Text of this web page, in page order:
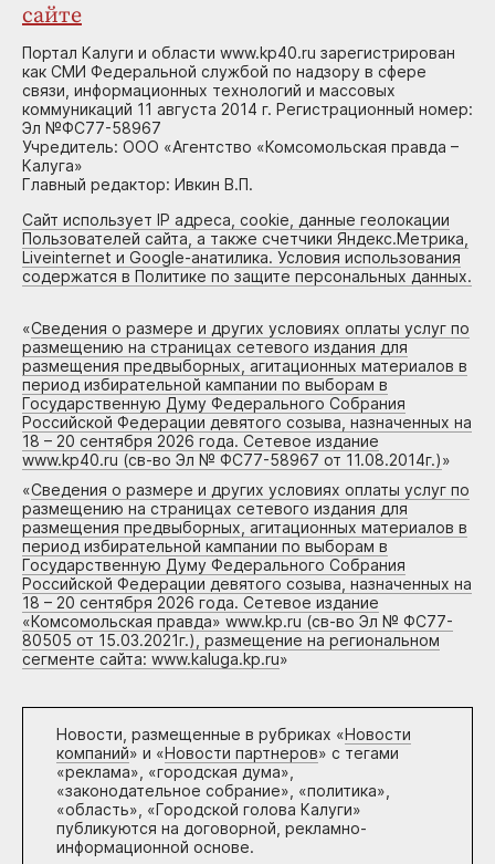
сайте
Портал Калуги и области www.kp40.ru зарегистрирован
как СМИ Федеральной службой по надзору в сфере
связи, информационных технологий и массовых
коммуникаций 11 августа 2014 г. Регистрационный номер:
Эл №ФС77-58967
Учредитель: ООО «Агентство «Комсомольская правда –
Калуга»
Главный редактор: Ивкин В.П.
Сайт использует IP адреса, cookie, данные геолокации
Пользователей сайта, а также счетчики Яндекс.Метрика,
Liveinternet и Google-анатилика. Условия использования
содержатся в Политике по защите персональных данных.
«Сведения о размере и других условиях оплаты услуг по
размещению на страницах сетевого издания для
размещения предвыборных, агитационных материалов в
период избирательной кампании по выборам в
Государственную Думу Федерального Собрания
Российской Федерации девятого созыва, назначенных на
18 – 20 сентября 2026 года. Сетевое издание
www.kp40.ru (св-во Эл № ФС77-58967 от 11.08.2014г.)»
«Сведения о размере и других условиях оплаты услуг по
размещению на страницах сетевого издания для
размещения предвыборных, агитационных материалов в
период избирательной кампании по выборам в
Государственную Думу Федерального Собрания
Российской Федерации девятого созыва, назначенных на
18 – 20 сентября 2026 года. Сетевое издание
«Комсомольская правда» www.kp.ru (св-во Эл № ФС77-
80505 от 15.03.2021г.), размещение на региональном
сегменте сайта: www.kaluga.kp.ru»
Новости, размещенные в рубриках «Новости
компаний» и «Новости партнеров» с тегами
«реклама», «городская дума»,
«законодательное собрание», «политика»,
«область», «Городской голова Калуги»
публикуются на договорной, рекламно-
информационной основе.